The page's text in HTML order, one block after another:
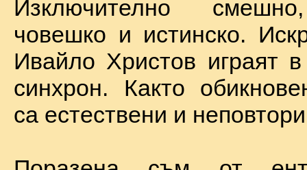
Изключително
човешко и истинско.
Ивайло Христов играят
синхрон. Както
са естествени и